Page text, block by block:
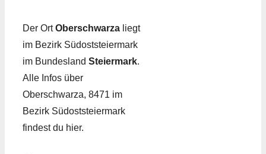
Der OrtOberschwarza liegt
im Bezirk Südoststeiermark
im Bundesland Steiermark.
Alle Infos über
Oberschwarza, 8471 im
Bezirk Südoststeiermark
findest du hier.